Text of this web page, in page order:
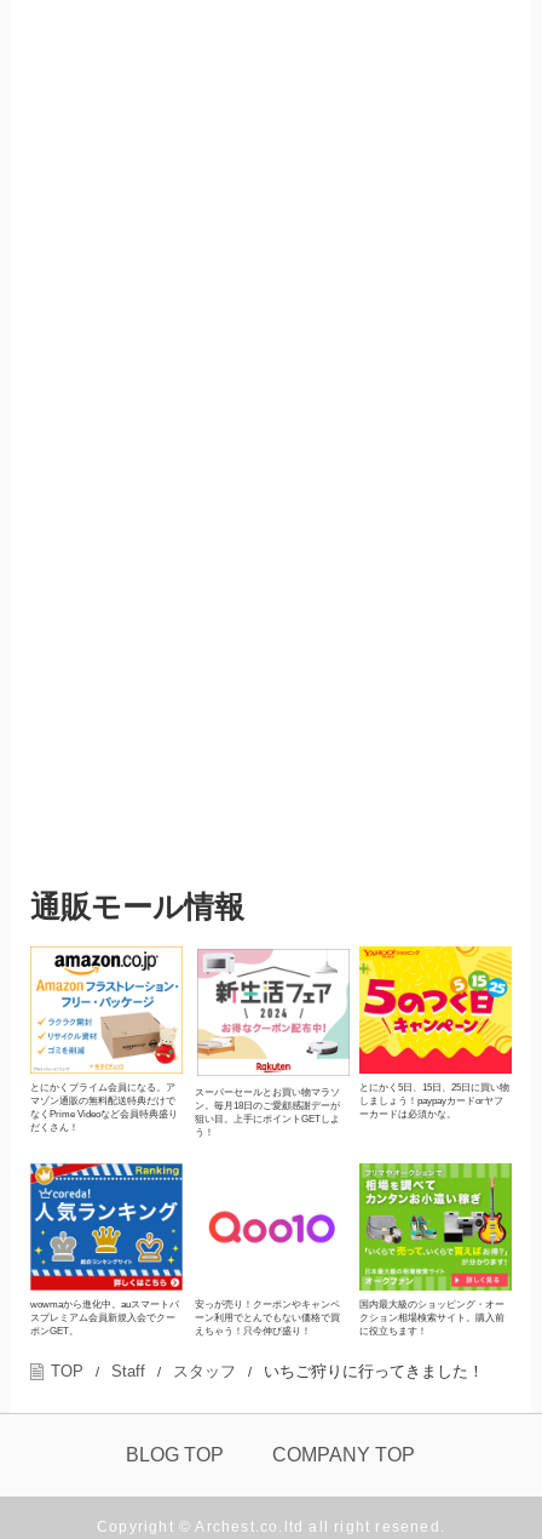
通販モール情報
とにかくプライム会員になる。ア
マゾン通販の無料配送特典だけで
なくPrime Videoなど会員特典盛り
だくさん！
スーパーセールとお買い物マラソ
ン。毎月18日のご愛顧感謝デーが
狙い目。上手にポイントGETしよ
う！
とにかく5日、15日、25日に買い物
しましょう！paypayカードorヤフ
ーカードは必須かな。
wowmaから進化中。auスマートパ
スプレミアム会員新規入会でクー
ポンGET。
安っが売り！クーポンやキャンペ
ーン利用でとんでもない価格で買
えちゃう！只今伸び盛り！
国内最大級のショッピング・オー
クション相場検索サイト。購入前
に役立ちます！
TOP / Staff / スタッフ / いちご狩りに行ってきました！
BLOG TOP COMPANY TOP
Copyright © Archest.co.ltd all right resened.